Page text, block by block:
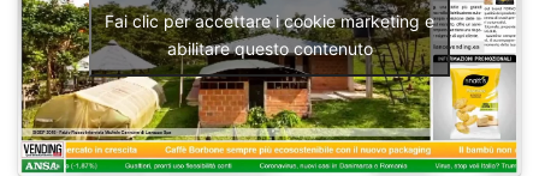
Fai clic per accettare i cookie marketing e
abilitare questo contenuto